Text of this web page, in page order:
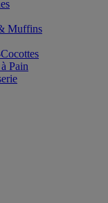
Muffins
Pain